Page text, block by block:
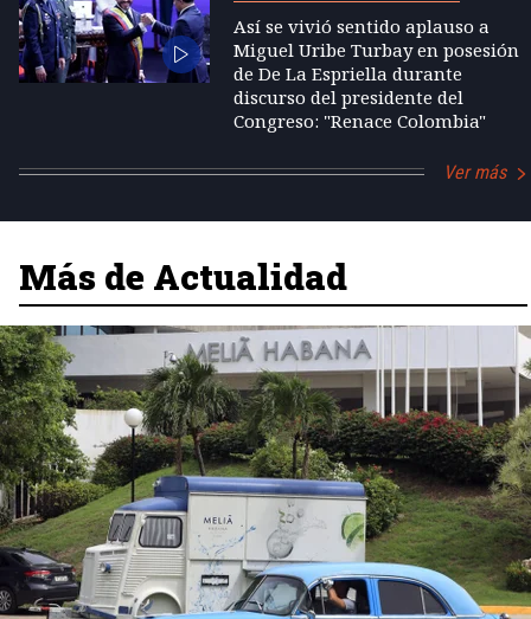
Así se vivió sentido aplauso a
Miguel Uribe Turbay en posesión
de De La Espriella durante
discurso del presidente del
Congreso: "Renace Colombia"
Ver más
Más de Actualidad